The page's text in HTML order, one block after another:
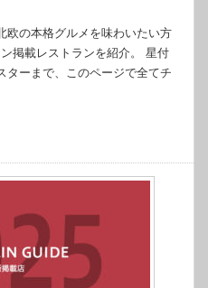
欧の本格グルメを味わいたい方
掲載レストランを紹介。 星付
ターまで、このページで全てチ